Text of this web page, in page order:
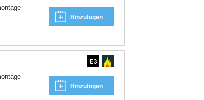
Hinzufügen
Hinzufügen